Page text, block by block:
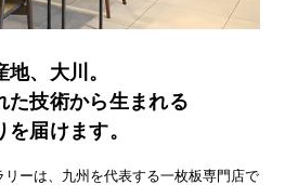
、大川。
た技術から生まれる
届けます。
ーは、九州を代表する一枚板専門店で